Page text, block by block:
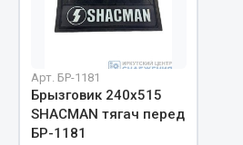
Вилки нагрузочные
Выключатели и переключатели
Выключатели кнопочные
Выключатель массы
Изолента
Арт. БР-1181
Брызговик 240х515
SHACMAN тягач перед
БР-1181